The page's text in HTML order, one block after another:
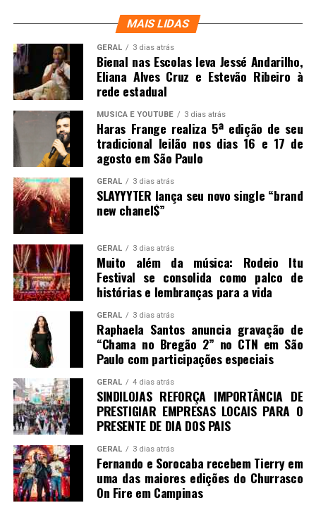
MAIS LIDAS
GERAL 3 dias atrás
Bienal nas Escolas leva Jessé Andarilho,
Eliana Alves Cruz e Estevão Ribeiro à
rede estadual
MUSICA E YOUTUBE 3 dias atrás
Haras Frange realiza 5ª edição de seu
tradicional leilão nos dias 16 e 17 de
agosto em São Paulo
GERAL 3 dias atrás
SLAYYYTER lança seu novo single “brand
new chanel$”
GERAL 3 dias atrás
Muito além da música: Rodeio Itu
Festival se consolida como palco de
histórias e lembranças para a vida
GERAL 3 dias atrás
Raphaela Santos anuncia gravação de
“Chama no Bregão 2” no CTN em São
Paulo com participações especiais
GERAL 4 dias atrás
SINDILOJAS REFORÇA IMPORTÂNCIA DE
PRESTIGIAR EMPRESAS LOCAIS PARA O
PRESENTE DE DIA DOS PAIS
GERAL 3 dias atrás
Fernando e Sorocaba recebem Tierry em
uma das maiores edições do Churrasco
On Fire em Campinas